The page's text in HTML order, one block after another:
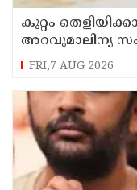
കുറ്റം
അറവുമാലിന്യ
സ്റ്റോപ്പ്
ഹൈക്കോടതി
FRI,7 AUG 2026